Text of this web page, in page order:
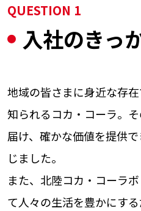
QUESTION 1
入社のきっ
地域の皆さまに身近な存
知られるコカ・コーラ。
届け、確かな価値を提供
じました。
また、北陸コカ・コーラ
て人々の生活を豊かにす